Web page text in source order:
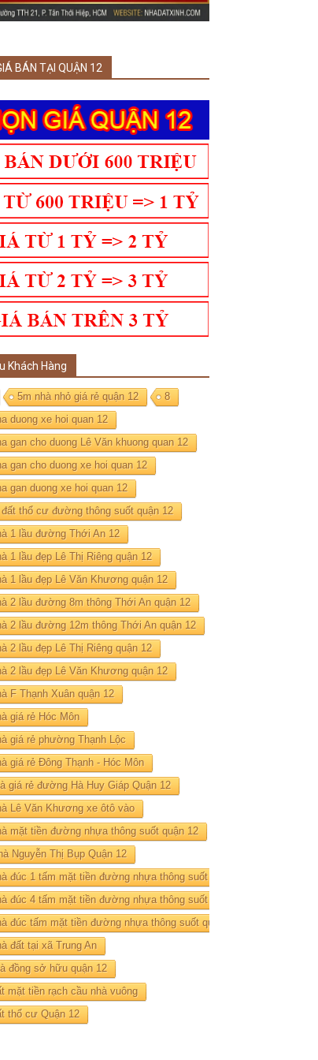
BÁN TẠI QUẬN 12
Khách Hàng
5m nhà nhỏ giá rẻ quận 12
8
duong xe hoi quan 12
gan cho duong Lê Văn khuong quan 12
gan cho duong xe hoi quan 12
gan duong xe hoi quan 12
đất thổ cư đường thông suốt quận 12
1 lầu đường Thới An 12
1 lầu đẹp Lê Thị Riêng quận 12
1 lầu đẹp Lê Văn Khương quận 12
2 lầu đường 8m thông Thới An quận 12
2 lầu đường 12m thông Thới An quận 12
2 lầu đẹp Lê Thị Riêng quận 12
2 lầu đẹp Lê Văn Khương quận 12
F Thạnh Xuân quận 12
giá rẻ Hóc Môn
giá rẻ phường Thạnh Lộc
giá rẻ Đông Thạnh - Hóc Môn
giá rẻ đường Hà Huy Giáp Quận 12
Lê Văn Khương xe ôtô vào
mặt tiền đường nhựa thông suốt quận 12
Nguyễn Thị Bụp Quận 12
đúc 1 tấm mặt tiền đường nhựa thông suốt quận 12
đúc 4 tấm mặt tiền đường nhựa thông suốt quận 12
đúc tấm mặt tiền đường nhựa thông suốt quận 12
đất tại xã Trung An
đồng sở hữu quận 12
mặt tiền rạch cầu nhà vuông
thổ cư Quận 12